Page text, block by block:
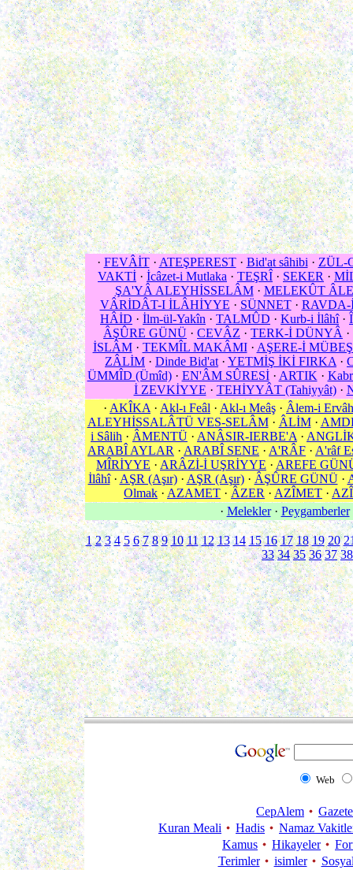
· FEVÂİT· ATEŞPEREST· Bid'at sâhibi · ZÜL-
VAKTİ · İcâzet-i Mutlaka · TEŞRÎ · SEKER ·
ŞA'YÂ ALEYHİSSELÂM· MELEKÛT
VÂRİDÂT-I İLÂHİYYE · SÜNNET·
HÂİD · İlm-ül-Yakîn · TALMÛD · Kurb-i İlâhî·
ÂŞÛRE GÜNÜ · CEVÂZ · TERK-İ DÜNYÂ ·
İSLÂM· TEKMÎL MAKÂMI· AŞERE-İ
ZÂLİM · Dinde Bid'at · YETMİŞ İKİ FIRKA ·
ÜMMÎD (Ümîd)· EN'ÂM SÛRESİ· ARTIK ·
İ ZEVKİYYE · TEHİYYÂT (Tahiyyât)·
· AKÎKA · Akl-ı Feâl · Akl-ı Meâş · Âlem-i Ervâh
ALEYHİSSALÂTÜ VES-SELÂM· ÂLİM·
i Sâlih · ÂMENTÜ · ANÂSIR-IERBE'A ·
ARABÎ AYLAR · ARABÎ SENE · A'RÂF · A'râf
MÎRİYYE · ARÂZİ-İ UŞRİYYE · AREFE
İlâhî· AŞR (Aşır)· AŞR (Aşır)· ÂŞÛRE GÜNÜ·
Olmak · AZAMET · ÂZER · AZÎMET ·
· Melekler· Peygamberler
1 2 3 4 5 6 7 8 9 10 11 12 13 14 15 16 17 18 19 20
33 34 35 36 37 38
Web
CepAlem
Kuran Meali
Hadis
Namaz
Kamus
Hikayeler
Terimler
isimler